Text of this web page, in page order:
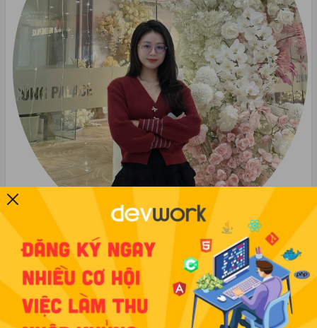
Đào Thị Thu Phương
phuongdtt@devwork.vn
Đào Thị Thu Phương